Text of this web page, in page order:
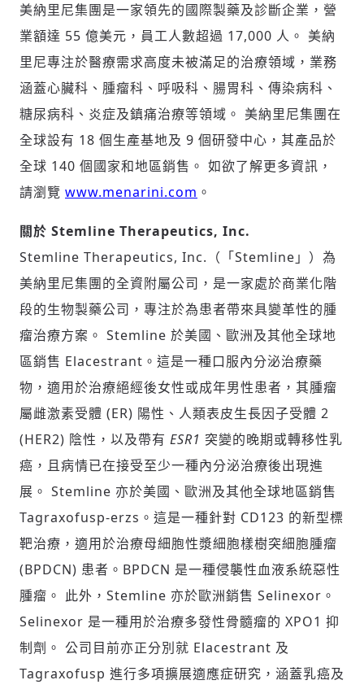
美納里尼集團是一家領先的國際製藥及診斷企業，營
業額達 55 億美元，員工人數超過 17,000 人。 美納
里尼專注於醫療需求高度未被滿足的治療領域，業務
涵蓋心臟科、腫瘤科、呼吸科、腸胃科、傳染病科、
糖尿病科、炎症及鎮痛治療等領域。 美納里尼集團在
全球設有 18 個生產基地及 9 個研發中心，其產品於
全球 140 個國家和地區銷售。 如欲了解更多資訊，
請瀏覽 www.menarini.com 。
關於 Stemline Therapeutics, Inc.
Stemline Therapeutics, Inc.（「Stemline」）為
美納里尼集團的全資附屬公司，是一家處於商業化階
段的生物製藥公司，專注於為患者帶來具變革性的腫
瘤治療方案。 Stemline 於美國、歐洲及其他全球地
區銷售 Elacestrant。這是一種口服內分泌治療藥
物，適用於治療絕經後女性或成年男性患者，其腫瘤
屬雌激素受體 (ER) 陽性、人類表皮生長因子受體 2
(HER2) 陰性，以及帶有 ESR1 突變的晚期或轉移性乳
癌，且病情已在接受至少一種內分泌治療後出現進
展。 Stemline 亦於美國、歐洲及其他全球地區銷售
Tagraxofusp-erzs。這是一種針對 CD123 的新型標
靶治療，適用於治療母細胞性漿細胞樣樹突細胞腫瘤
(BPDCN) 患者。BPDCN 是一種侵襲性血液系統惡性
腫瘤。 此外，Stemline 亦於歐洲銷售 Selinexor。
Selinexor 是一種用於治療多發性骨髓瘤的 XPO1 抑
制劑。 公司目前亦正分別就 Elacestrant 及
Tagraxofusp 進行多項擴展適應症研究，涵蓋乳癌及